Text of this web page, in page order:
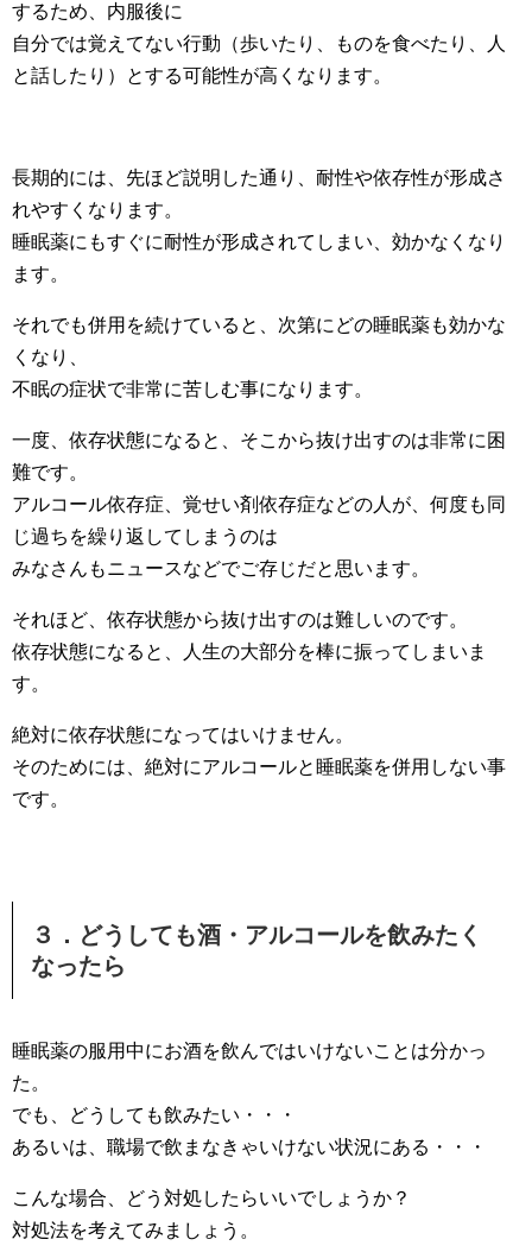
するため、内服後に
自分では覚えてない行動（歩いたり、ものを食べたり、人
と話したり）とする可能性が高くなります。
長期的には、先ほど説明した通り、耐性や依存性が形成さ
れやすくなります。
睡眠薬にもすぐに耐性が形成されてしまい、効かなくなり
ます。
それでも併用を続けていると、次第にどの睡眠薬も効かな
くなり、
不眠の症状で非常に苦しむ事になります。
一度、依存状態になると、そこから抜け出すのは非常に困
難です。
アルコール依存症、覚せい剤依存症などの人が、何度も同
じ過ちを繰り返してしまうのは
みなさんもニュースなどでご存じだと思います。
それほど、依存状態から抜け出すのは難しいのです。
依存状態になると、人生の大部分を棒に振ってしまいま
す。
絶対に依存状態になってはいけません。
そのためには、絶対にアルコールと睡眠薬を併用しない事
です。
３．どうしても酒・アルコールを飲みたく
なったら
睡眠薬の服用中にお酒を飲んではいけないことは分かっ
た。
でも、どうしても飲みたい・・・
あるいは、職場で飲まなきゃいけない状況にある・・・
こんな場合、どう対処したらいいでしょうか？
対処法を考えてみましょう。